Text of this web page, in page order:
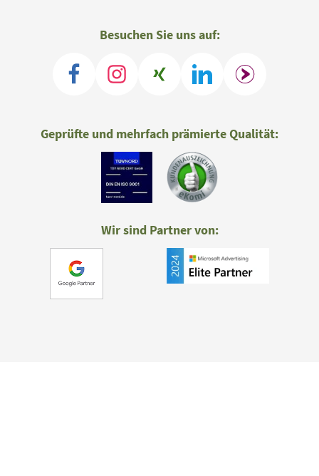
Besuchen Sie uns auf:
Geprüfte und mehrfach prämierte Qualität:
Wir sind Partner von: